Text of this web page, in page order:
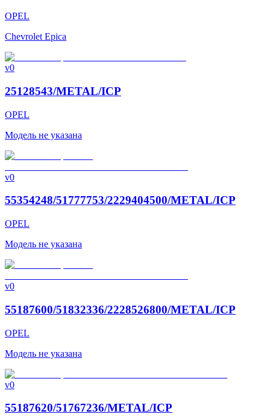
OPEL
Chevrolet Epica
v0
25128543/METAL/ICP
OPEL
Модель не указана
v0
55354248/51777753/2229404500/METAL/ICP
OPEL
Модель не указана
v0
55187600/51832336/2228526800/METAL/ICP
OPEL
Модель не указана
v0
55187620/51767236/METAL/ICP